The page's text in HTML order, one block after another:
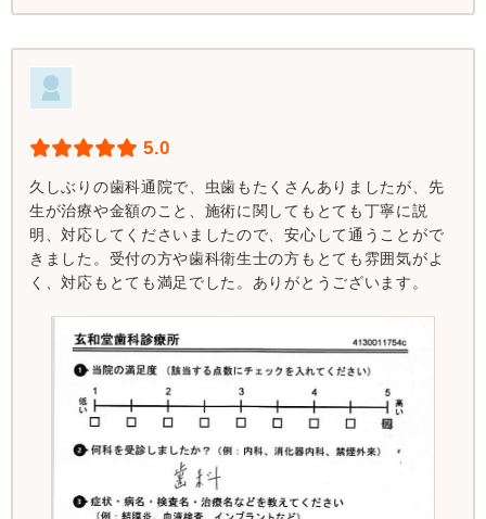
5.0
久しぶりの歯科通院で、虫歯もたくさんありましたが、先
生が治療や金額のこと、施術に関してもとても丁寧に説
明、対応してくださいましたので、安心して通うことがで
きました。受付の方や歯科衛生士の方もとても雰囲気がよ
く、対応もとても満足でした。ありがとうございます。